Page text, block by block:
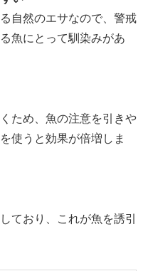
自然のエサなので、警戒
魚にとって馴染みがあ
ため、魚の注意を引きや
使うと効果が倍増しま
ており、これが魚を誘引